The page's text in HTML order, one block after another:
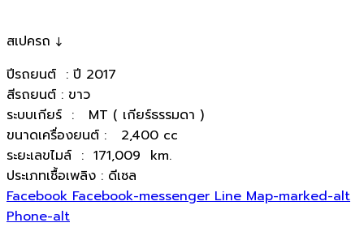
สเปครถ ↓
ปีรถยนต์ : ปี 2017
สีรถยนต์ : ขาว
ระบบเกียร์ : MT ( เกียร์ธรรมดา )
ขนาดเครื่องยนต์ : 2,400 cc
ระยะเลขไมล์ : 171,009 km.
ประเภทเชื้อเพลิง : ดีเซล
Facebook Facebook-messenger Line Map-marked-alt
Phone-alt